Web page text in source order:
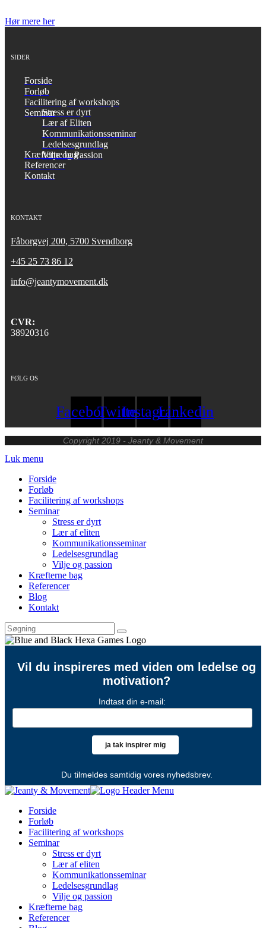
Hør mere her
SIDER
Forside
Forløb
Facilitering af workshops
SeminarStress er dyrt
Lær af Eliten
Kommunikationsseminar
Ledelsesgrundlag
Vilje og Passion
Kræfterne bag
Referencer
Kontakt
KONTAKT
Fåborgvej 200, 5700 Svendborg
+45 25 73 86 12
info@jeantymovement.dk
CVR:
38920316
FØLG OS
FacebookTwitterInstagramLinkedin
Copyright 2019 - Jeanty & Movement
Luk menu
Forside
Forløb
Facilitering af workshops
Seminar
Stress er dyrt
Lær af eliten
Kommunikationsseminar
Ledelsesgrundlag
Vilje og passion
Kræfterne bag
Referencer
Blog
Kontakt
Vil du inspireres med viden om ledelse og
motivation?
Indtast din e-mail:
Du tilmeldes samtidig vores nyhedsbrev.
Forside
Forløb
Facilitering af workshops
Seminar
Stress er dyrt
Lær af eliten
Kommunikationsseminar
Ledelsesgrundlag
Vilje og passion
Kræfterne bag
Referencer